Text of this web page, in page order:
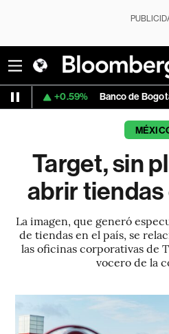
Banco de Bogota
Target, sin
abrir
La imagen, que generó
de tiendas en el país, se
las oficinas corporativas de
vocero de la